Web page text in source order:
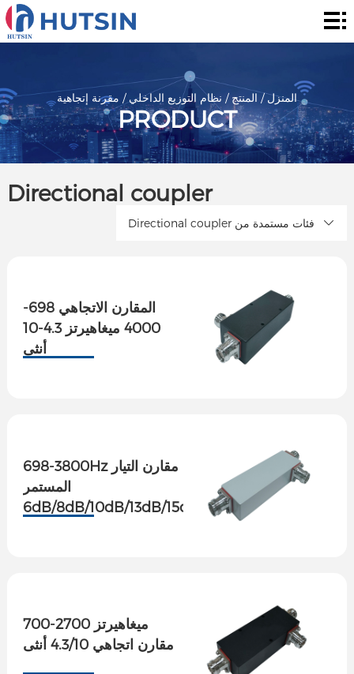
المنزل
حول
الحل
الأخبار
والأحداث
الاتصال
المنزل/ المنتج / نظام التوزيع الداخلي / مقرنة إتجاهية
PRODUCT
Directional coupler
Directional coupler فئات مستمدة من
المقارن الاتجاهي 698-
4000 ميغاهيرتز 4.3-10
أنثى
698-3800Hz مقارن التيار
المستمر
6dB/8dB/10dB/13dB/15dB/20dB.
700-2700 ميغاهيرتز
مقارن اتجاهي 4.3/10 أنثى